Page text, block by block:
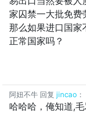
家囚禁一大批免费
那么如果进口国家
正常国家吗？
阿妞不牛 回复 jincao ：
哈哈哈，俺知道,